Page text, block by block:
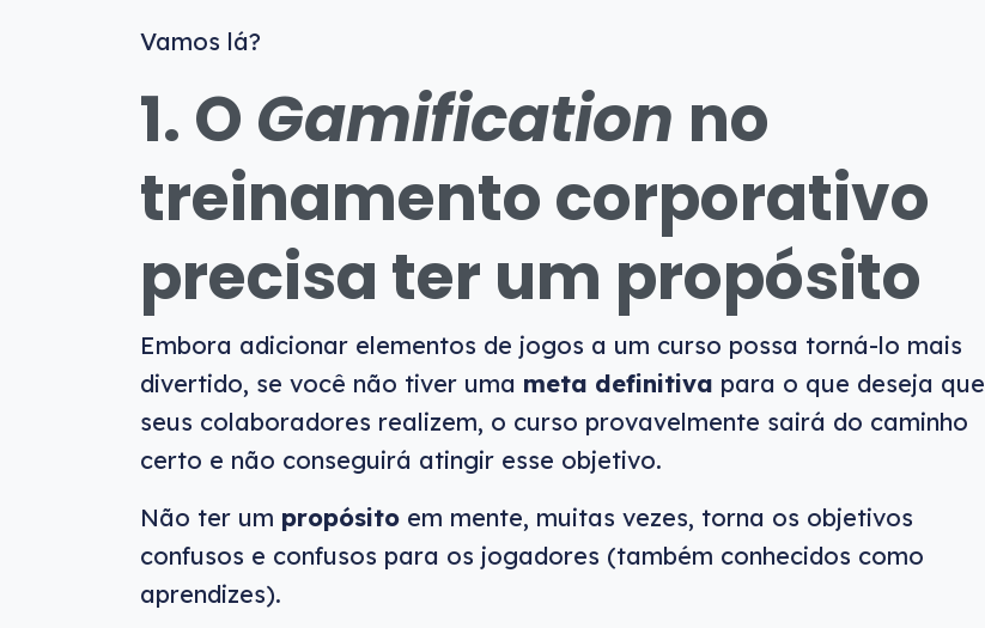
Vamos lá?
1. O Gamification no
treinamento corporativo
precisa ter um propósito
Embora adicionar elementos de jogos a um curso possa torná-lo mais
divertido, se você não tiver uma meta definitiva para o que deseja que
seus colaboradores realizem, o curso provavelmente sairá do caminho
certo e não conseguirá atingir esse objetivo.
Não ter um propósito em mente, muitas vezes, torna os objetivos
confusos e confusos para os jogadores (também conhecidos como
aprendizes).